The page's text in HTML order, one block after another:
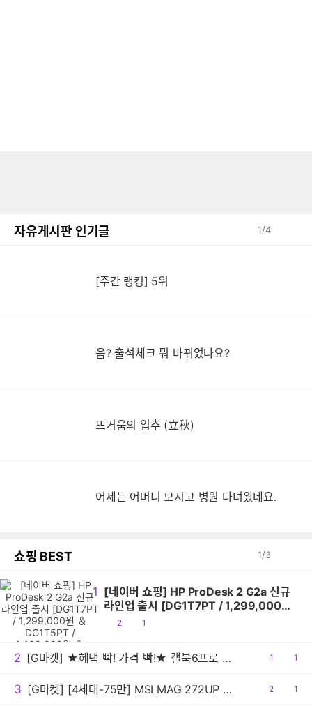
자유게시판 인기글 1/4
[주간 랭킹] 5위
음? 출석체크 뭐 바뀌었나요?
뜨거움의 입추 (立秋)
어제는 어머니 모시고 병원 다녀왔네요.
쇼핑 BEST 1/3
1 [네이버 쇼핑] HP ProDesk 2 G2a 신규
라인업 출시 [DG1T7PT / 1,299,000원
＆ DG1T5PT / 1,469,000원 ＆
공
2
댓1
2 [G마켓] ★혜택 빡! 가격 빡!★ 갤북6프로 빡세일 행사예고 (308만/무료배송)
공1
댓1
3 [G마켓] [4세대-75만] MSI MAG 272UP QD-OLED E16 4K 165 게이밍 모니터 (최종:755,148원)
공
2
댓1